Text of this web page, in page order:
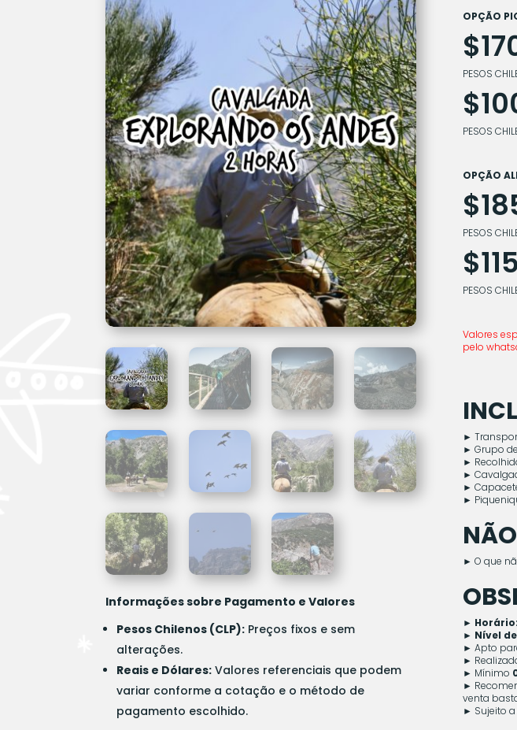
Informações sobre Pagamento e Valores
Pesos Chilenos (CLP): Preços fixos e sem
alterações.
Reais e Dólares: Valores referenciais que podem
variar conforme a cotação e o método de
pagamento escolhido.
OPÇÃO
PESOS
PESOS
OPÇÃO
PESOS
PESOS
Valores
pelo
►
►Grupo
►
►
►
►
► O que
► Horário:
► Nível
► Apto
►
► Mínimo
►
venta
► Sujeito